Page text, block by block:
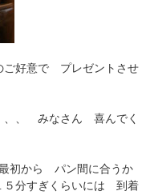
ご好意で プレゼントさせ
、、 みなさん 喜んでく
初から パン間に合うか
５分すぎくらいには 到着